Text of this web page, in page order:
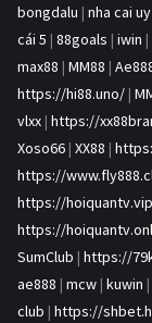
bongdalu | nha cai
cái 5 | 88goals | iwin |
max88 | MM88 |
https://hi88.uno/ |
vlxx | https://
Xoso66 | XX88 |
https://
https://
https://
SumClub | https://
ae888 | mcw | kuwin |
club | https://